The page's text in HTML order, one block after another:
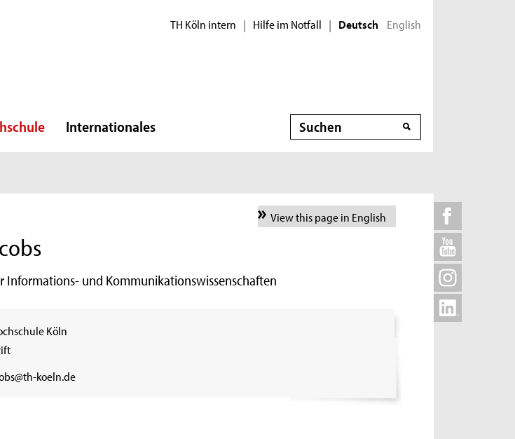
TH Köln intern | Hilfe im Notfall | Deutsch English
Internationales Suche
View this page in English
Informations- und Kommunikationswissenschaften
Köln
koeln.de